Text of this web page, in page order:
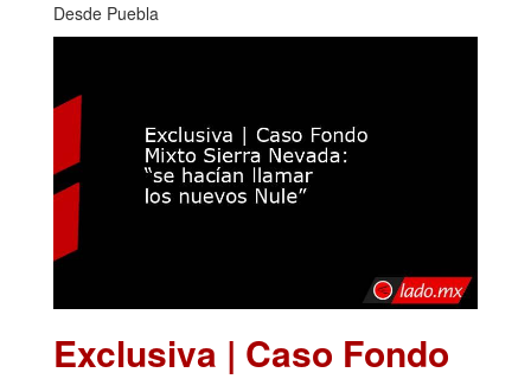
Desde Puebla
Exclusiva | Caso Fondo